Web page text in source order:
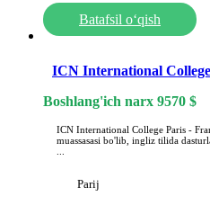
Batafsil o‘qish
ICN International
Boshlang'ich narx 9570 $
ICN International College Paris -
muassasasi bo'lib, ingliz tilida
Parij